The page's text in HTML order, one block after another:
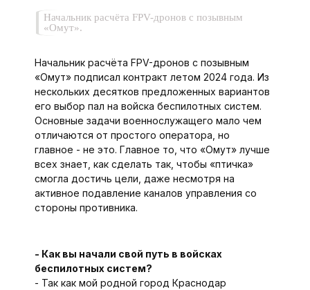
Начальник расчёта FPV-дронов с позывным
«Омут».
Начальник расчёта FPV-дронов с позывным
«Омут» подписал контракт летом 2024 года. Из
нескольких десятков предложенных вариантов
его выбор пал на войска беспилотных систем.
Основные задачи военно­служащего мало чем
отличаются от простого оператора, но
главное - не это. Главное то, что «Омут» лучше
всех знает, как сделать так, чтобы «птичка»
смогла достичь цели, даже несмот­ря на
активное подавление каналов управления со
стороны противника.
- Как вы начали свой путь в войсках
беспилотных систем?
- Так как мой родной город Краснодар